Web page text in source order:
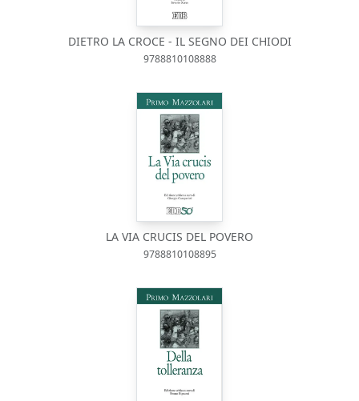
DIETRO LA CROCE - IL SEGNO DEI CHIODI
9788810108888
LA VIA CRUCIS DEL POVERO
9788810108895